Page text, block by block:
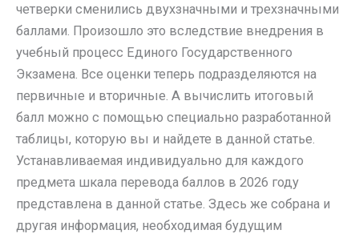
четверки сменились двухзначными и трехзначными
баллами. Произошло это вследствие внедрения в
учебный процесс Единого Государственного
Экзамена. Все оценки теперь подразделяются на
первичные и вторичные. А вычислить итоговый
балл можно с помощью специально разработанной
таблицы, которую вы и найдете в данной статье.
Устанавливаемая индивидуально для каждого
предмета шкала перевода баллов в 2026 году
представлена в данной статье. Здесь же собрана и
другая информация, необходимая будущим